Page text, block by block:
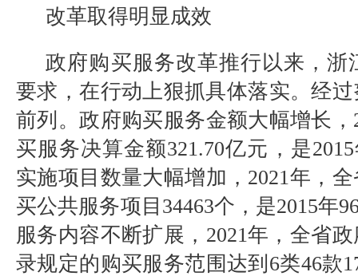
改革取得明显成效
政府购买服务改革推行以来，浙
要求，在行动上狠抓具体落实。经
前列。政府购买服务金额大幅增长，
买服务决算金额321.70亿元，是2015
实施项目数量大幅增加， 2021年，
买公共服务项目 34463个，是2015年
服务内容不断扩展， 2021年，全省
录规定的购买服务范围达到 6类46款